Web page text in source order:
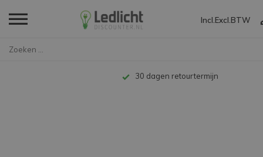
Incl. Excl. BTW
30 dagen retourtermijn